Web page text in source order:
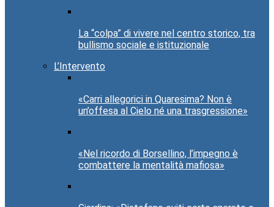
La “colpa” di vivere nel centro storico, tra
bullismo sociale e istituzionale
L’Intervento
«Carri allegorici in Quaresima? Non è
un’offesa al Cielo né una trasgressione»
«Nel ricordo di Borsellino, l’impegno è
combattere la mentalità mafiosa»